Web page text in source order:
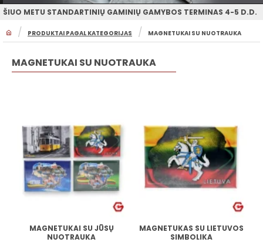
O
PRODUKTAI PAGAL KATEGORIJAS MAGNETUKAI SU NUOTRAUKA
ŠIUO METU STANDARTINIŲ GAMINIŲ GAMYBOS TERMINAS 4-5 D.D.
MAGNETUKAI SU NUOTRAUKA
MAGNETUKAI SU JŪSŲ
NUOTRAUKA
MAGNETUKAS SU LIETUVOS
SIMBOLIKA